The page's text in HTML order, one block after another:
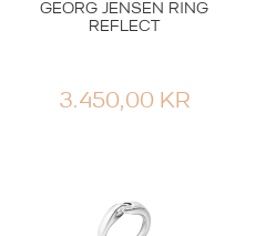
GEORG JENSEN
MERCY RING SØLV
GEORG JENSEN RING
REFLECT
3.450,00 KR